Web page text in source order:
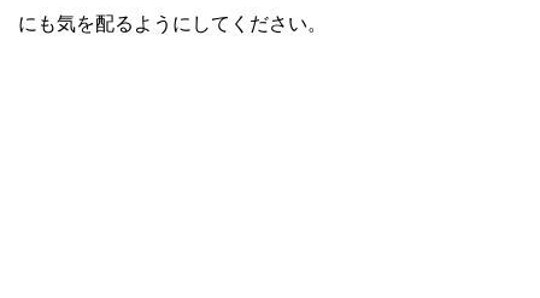
にも気を配るようにしてください。